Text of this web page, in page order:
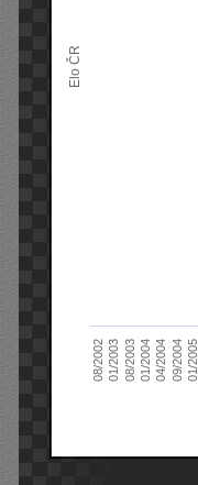
Elo ČR
08/200201/200308/200301/200404/200409/200401/2005